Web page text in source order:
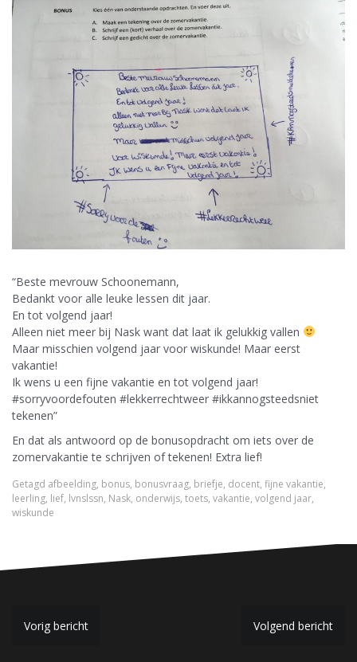
“Beste mevrouw Schoonemann,
Bedankt voor alle leuke lessen dit jaar.
En tot volgend jaar!
Alleen niet meer bij Nask want dat laat ik gelukkig vallen
Maar misschien volgend jaar voor wiskunde! Maar eerst
vakantie!
Ik wens u een fijne vakantie en tot volgend jaar!
#sorryvoordefouten #lekkerrechtweer #ikkannogsteedsniet
tekenen”
En dat als antwoord op de bonusopdracht om iets over de
zomervakantie te schrijven of tekenen! Extra lief!
Getagd afbeelding, bonus, bonusvraag, briefje, docent, fijne vakantie,
leerling, lief, lvnslssn, Nask, onderwijs, toets, vakantie, volgend jaar,
wiskunde
BVorig bericht Volgend bericht